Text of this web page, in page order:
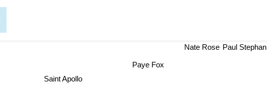
Paye Fox
Paul Stephan
Saint Apollo
Nate Rose